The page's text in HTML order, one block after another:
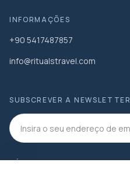
INFORMAÇÕES
+90 5417487857
info@ritualstravel.com
SUBSCREVER A NEWSLETTER
MÍDIA SOCIAL